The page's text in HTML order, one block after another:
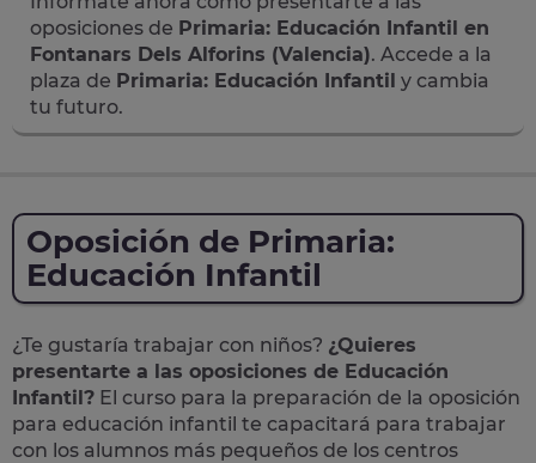
oposiciones de Primaria: Educación Infantil en
Fontanars Dels Alforins (Valencia). Accede a la
plaza de Primaria: Educación Infantil y cambia
tu futuro.
Oposición de Primaria:
Educación Infantil
¿Te gustaría trabajar con niños? ¿Quieres
presentarte a las oposiciones de Educación
Infantil? El curso para la preparación de la oposición
para educación infantil te capacitará para trabajar
con los alumnos más pequeños de los centros